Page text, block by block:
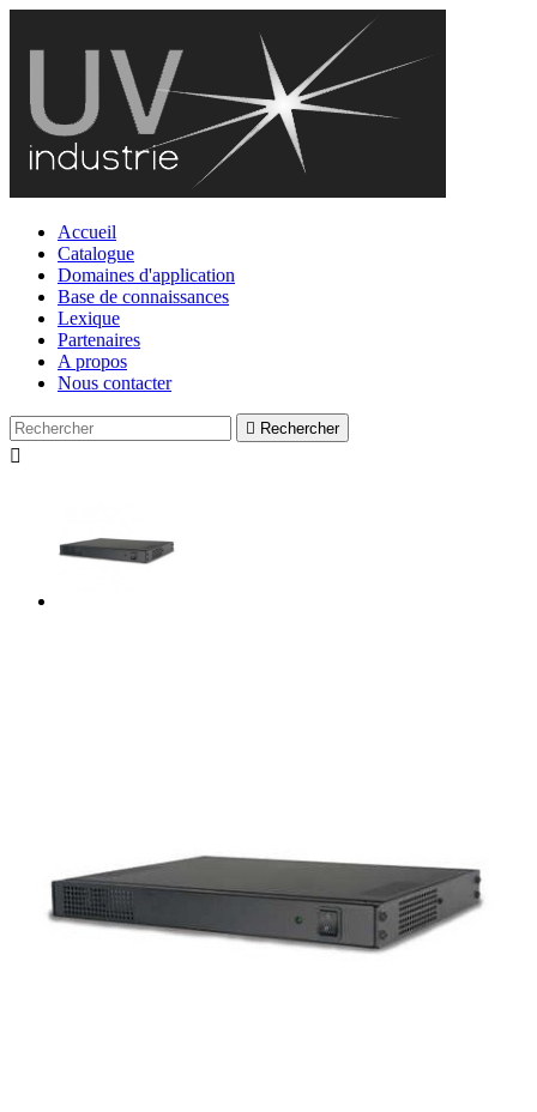
Accueil
Catalogue
Domaines d'application
Base de connaissances
Lexique
Partenaires
A propos
Nous contacter
 Rechercher
